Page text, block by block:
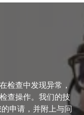
检查中发现异常，
查操作。我们的技
申请，并附上与问